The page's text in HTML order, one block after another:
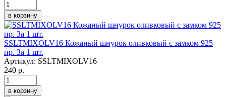
в корзину
SSLTMIXOLV16 Кожаный шнурок оливковый с замком 925
пр. За 1 шт.
Артикул: SSLTMIXOLV16
240 р.
в корзину